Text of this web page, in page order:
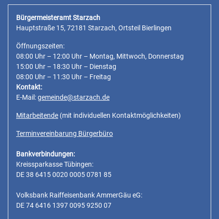
Bürgermeisteramt Starzach
Hauptstraße 15, 72181 Starzach, Ortsteil Bierlingen
Öffnungszeiten:
08:00 Uhr – 12:00 Uhr – Montag, Mittwoch, Donnerstag
15:00 Uhr – 18:30 Uhr – Dienstag
08:00 Uhr – 11:30 Uhr – Freitag
Kontakt:
E-Mail:gemeinde@starzach.de
Mitarbeitende (mit individuellen Kontaktmöglichkeiten)
Terminvereinbarung Bürgerbüro
Bankverbindungen:
Kreissparkasse Tübingen:
DE 38 6415 0020 0005 0781 85
Volksbank Raiffeisenbank AmmerGäu eG:
DE 74 6416 1397 0095 9250 07